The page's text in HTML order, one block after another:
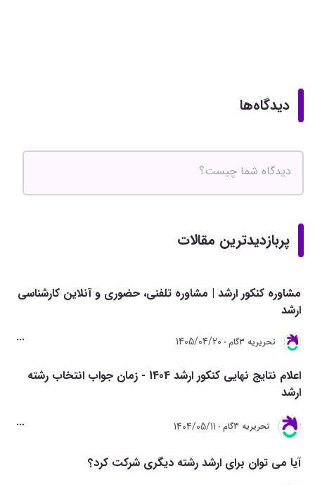
دیدگاه‌ها
پربازدیدترین مقالات
مشاوره کنکور ارشد | مشاوره تلفنی، حضوری و آنلاین کارشناسی
ارشد
تحريريه 3گام 1405/04/20
اعلام نتایج نهایی کنکور ارشد 1404 - زمان جواب انتخاب رشته
ارشد
تحريريه 3گام 1404/05/11
آیا می توان برای ارشد رشته دیگری شرکت کرد؟